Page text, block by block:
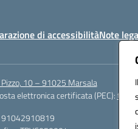
di accessibilitàNote
Pizzo, 10 – 91025 Marsala
elettronica certificata (PEC):
91042910819